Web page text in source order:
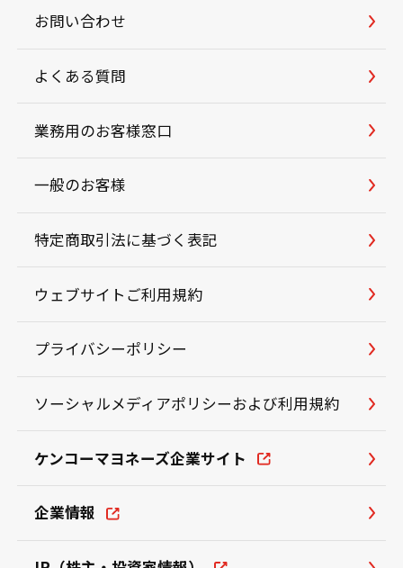
お問い合わせ
よくある質問
業務用のお客様窓口
一般のお客様
特定商取引法に基づく表記
ウェブサイトご利用規約
プライバシーポリシー
ソーシャルメディアポリシーおよび利用規約
ケンコーマヨネーズ企業サイト
企業情報